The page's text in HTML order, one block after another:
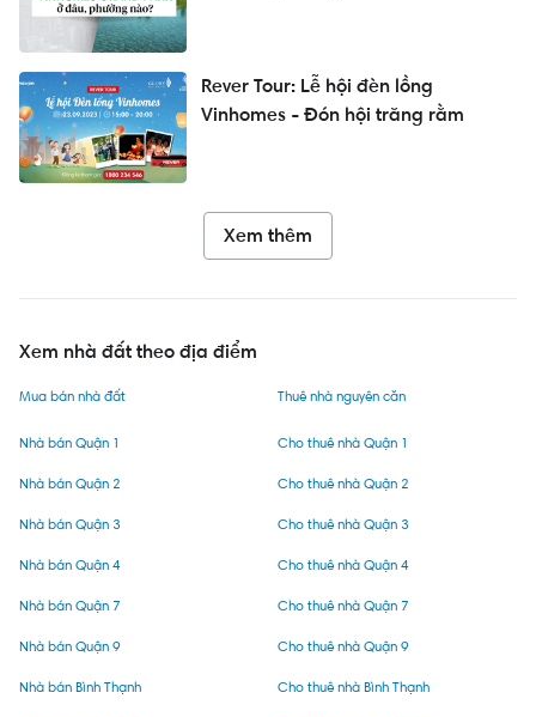
Rever Tour: Lễ hội đèn lồng
Vinhomes - Đón hội trăng rằm
Xem thêm
Xem nhà đất theo địa điểm
Mua bán nhà đất
Nhà bán Quận 1
Nhà bán Quận 2
Nhà bán Quận 3
Nhà bán Quận 4
Nhà bán Quận 7
Nhà bán Quận 9
Nhà bán Bình Thạnh
Thuê nhà nguyên căn
Cho thuê nhà Quận 1
Cho thuê nhà Quận 2
Cho thuê nhà Quận 3
Cho thuê nhà Quận 4
Cho thuê nhà Quận 7
Cho thuê nhà Quận 9
Cho thuê nhà Bình Thạnh